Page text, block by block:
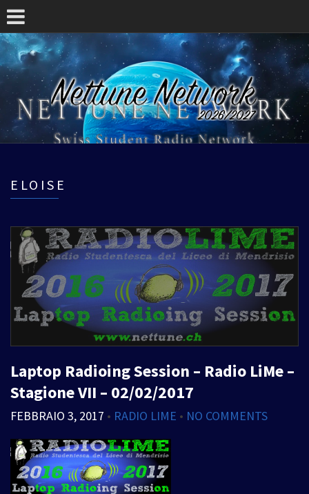
ELOISE
Laptop Radioing Session – Radio LiMe –
Stagione VII – 02/02/2017
FEBBRAIO 3, 2017 • RADIO LIME • NO COMMENTS